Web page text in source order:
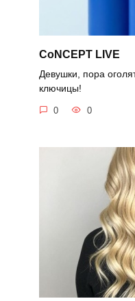
CoNCEPT LIVE
Девушки, пора
ключицы!
0 0